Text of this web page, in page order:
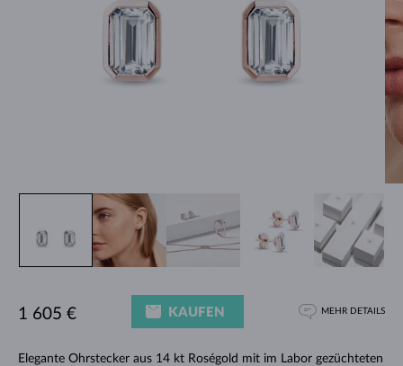
Elegante Ohrstecker aus 14 kt Roségold mit im Labor gezüchteten
1 605 € KAUFEN MEHR DETAILS